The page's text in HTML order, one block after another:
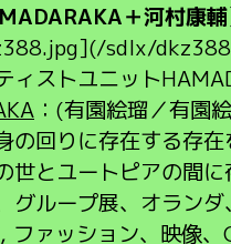
＋河村康輔
sdlx/
ィストユニット
：(有園絵瑠／有園
の回りに存在する存
世とユートピアの間
グループ展、オラン
ファッション、映像